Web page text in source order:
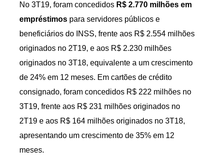
No 3T19, foram concedidos R$ 2.770 milhões em
empréstimos para servidores públicos e
beneficiários do INSS, frente aos R$ 2.554 milhões
originados no 2T19, e aos R$ 2.230 milhões
originados no 3T18, equivalente a um crescimento
de 24% em 12 meses. Em cartões de crédito
consignado, foram concedidos R$ 222 milhões no
3T19, frente aos R$ 231 milhões originados no
2T19 e aos R$ 164 milhões originados no 3T18,
apresentando um crescimento de 35% em 12
meses.